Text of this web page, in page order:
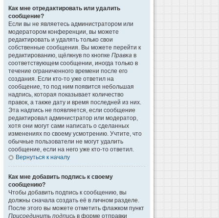
Как мне отредактировать или удалить
сообщение?
Если вы не являетесь администратором или
модератором конференции, вы можете
редактировать и удалять только свои
собственные сообщения. Вы можете перейти к
редактированию, щёлкнув по кнопке Правка в
соответствующем сообщении, иногда только в
течение ограниченного времени после его
создания. Если кто-то уже ответил на
сообщение, то под ним появится небольшая
надпись, которая показывает количество
правок, а также дату и время последней из них.
Эта надпись не появляется, если сообщение
редактировал администратор или модератор,
хотя они могут сами написать о сделанных
изменениях по своему усмотрению. Учтите, что
обычные пользователи не могут удалить
сообщение, если на него уже кто-то ответил.
Вернуться к началу
Как мне добавить подпись к своему
сообщению?
Чтобы добавить подпись к сообщению, вы
должны сначала создать её в личном разделе.
После этого вы можете отметить флажком пункт
Присоединить подпись в форме отправки